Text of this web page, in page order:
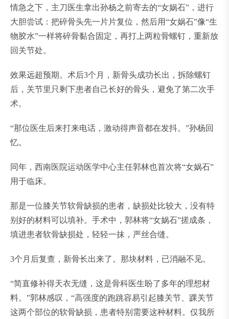
情急之下，主刀医生拿出孙杨之前寄去的“女娲石”，进行
大胆尝试：把碎骨头先一片片复位，然后用“女娲石”像“生
物胶水”一样将碎骨黏合固定，再打上两粒骨螺钉，重新放
回关节处。
效果远超预期。术后3个月，新骨头成功长出，拆除螺钉
后，关节里只剩下患者自己长好的骨头，避免了第二次手
术。
“那位医生后来打来电话，激动得声音都在发抖。”孙杨回
忆。
同年，西南医院运动医学中心主任郭林也首次将“女娲石”
用于临床。
那是一位膝关节软骨缺损的患者，缺损处比较大，没有特
别好的材料可以填补。手术中，郭林将“女娲石”搓成条，
填进患者软骨缺损处，轻轻一抹，严丝合缝。
3个月后复查，新骨长出来了。那块材料，已消融不见。
“简直修补得天衣无缝，这是骨科医生盼了多年的理想材
料。”郭林感叹，“高强度的跑跳容易引起膝关节、踝关节
这两个部位的软骨缺损，患者特别需要这种材料。仅我所